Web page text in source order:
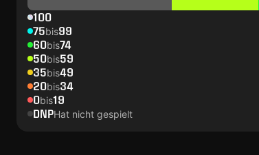
100
75bis99
60bis74
50bis59
35bis49
20bis34
0bis19
DNPHat nicht gespielt